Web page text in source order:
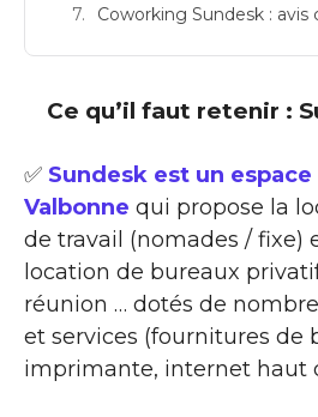
Coworking Sundesk : avis
Ce qu’il faut retenir :
✅ Sundesk est un
Valbonne qui propose la
de travail (nomades / fixe)
location de bureaux
réunion … dotés de
et services (fournitures de
imprimante, internet haut